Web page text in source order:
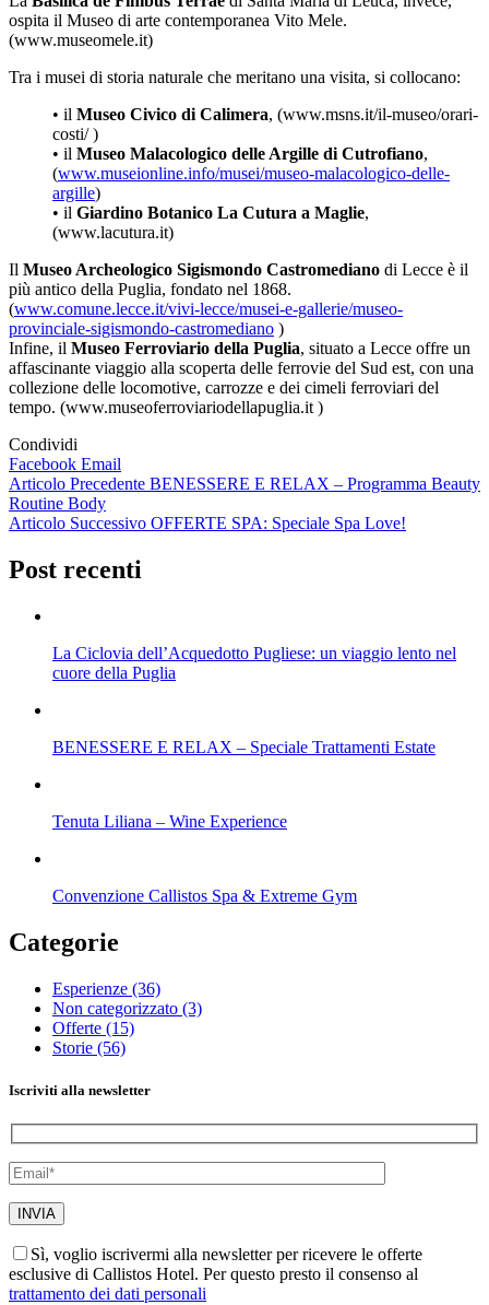
ospita il Museo di arte contemporanea Vito Mele.
(www.museomele.it)
Tra i musei di storia naturale che meritano una visita, si collocano:
• il Museo Civico di Calimera, (www.msns.it/il-museo/orari-
costi/ )
• il Museo Malacologico delle Argille di Cutrofiano,
(www.museionline.info/musei/museo-malacologico-delle-
argille)
• il Giardino Botanico La Cutura a Maglie,
(www.lacutura.it)
Il Museo Archeologico Sigismondo Castromediano di Lecce è il
più antico della Puglia, fondato nel 1868.
(www.comune.lecce.it/vivi-lecce/musei-e-gallerie/museo-
provinciale-sigismondo-castromediano )
Infine, il Museo Ferroviario della Puglia, situato a Lecce offre un
affascinante viaggio alla scoperta delle ferrovie del Sud est, con una
collezione delle locomotive, carrozze e dei cimeli ferroviari del
tempo. (www.museoferroviariodellapuglia.it )
Condividi
Facebook Email
Navigazione
articoli
Articolo Precedente BENESSERE E RELAX – Programma Beauty
Routine Body
Articolo Successivo OFFERTE SPA: Speciale Spa Love!
Post recenti
La Ciclovia dell’Acquedotto Pugliese: un viaggio lento nel
cuore della Puglia
BENESSERE E RELAX – Speciale Trattamenti Estate
Tenuta Liliana – Wine Experience
Convenzione Callistos Spa & Extreme Gym
Categorie
Esperienze (36)
Non categorizzato (3)
Offerte (15)
Storie (56)
Iscriviti alla newsletter
Sì, voglio iscrivermi alla newsletter per ricevere le offerte
esclusive di Callistos Hotel. Per questo presto il consenso al
trattamento dei dati personali